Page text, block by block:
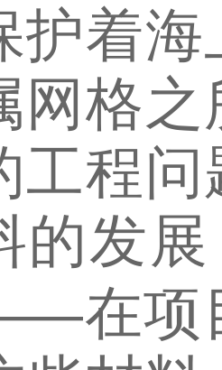
护着海
网格
工程
的发展
在项